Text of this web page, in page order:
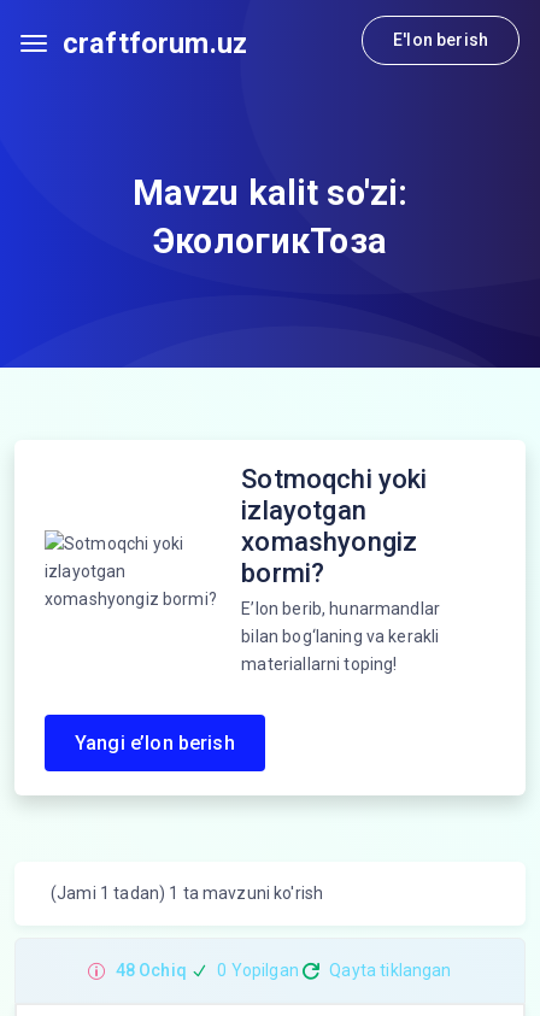
craftforum.uz E'lon berish
Mavzu kalit so'zi:
ЭкологикТоза
Sotmoqchi yoki
izlayotgan
xomashyongiz
bormi?
E’lon berib, hunarmandlar
bilan bog‘laning va kerakli
materiallarni toping!
Yangi e’lon berish
(Jami 1 tadan) 1 ta mavzuni ko'rish
48 Ochiq 0 Yopilgan Qayta tiklangan